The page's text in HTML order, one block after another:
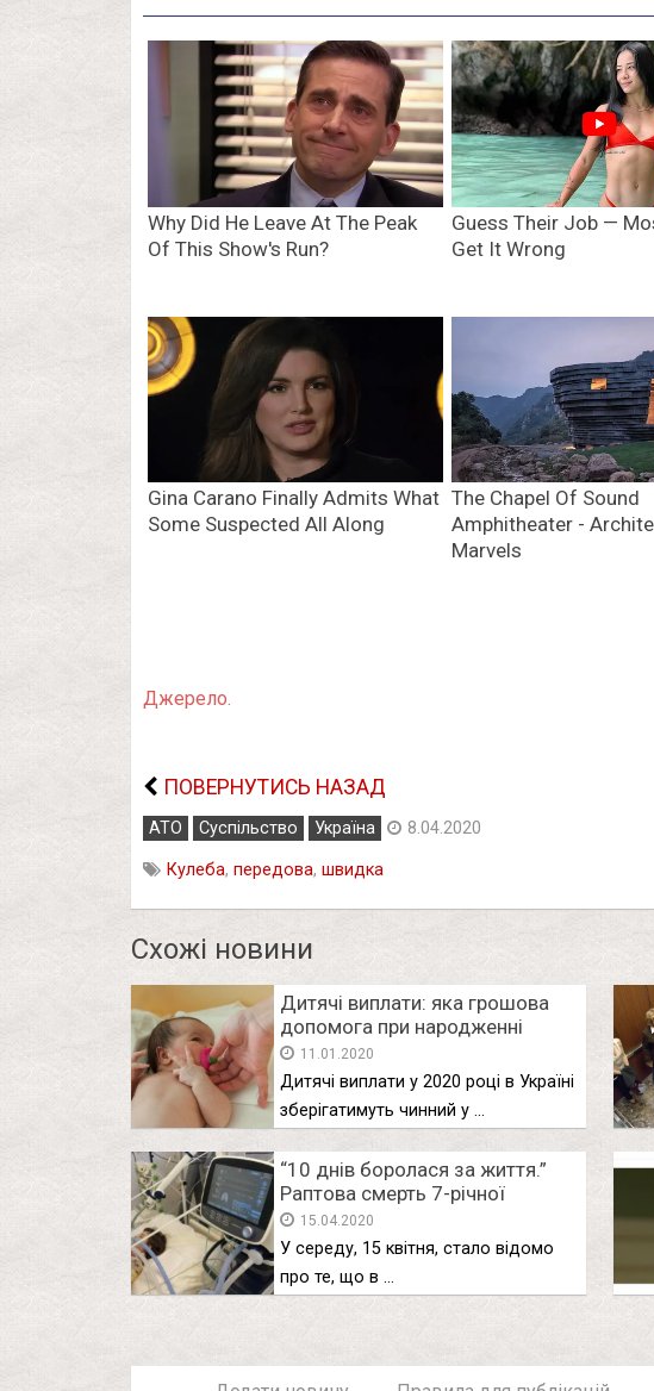
Джерело.
ПОВЕРНУТИСЬ НАЗАД
АТО Суспільство Україна 8.04.2020
Кулеба, передова, швидка
Схожі новини
Дитячі виплати: яка грошова
допомога при народженні
дитини у цьому році
11.01.2020
Дитячі виплати у 2020 році в Україні
зберігатимуть чинний у …
“10 днів боролася за життя.”
Раптова смерть 7-річної
дівчинки сколихнула країну
15.04.2020
У середу, 15 квітня, стало відомо
про те, що в …